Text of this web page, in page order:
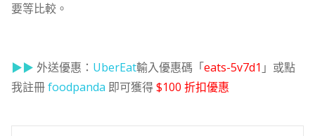
要等比較。
▶▶ 外送優惠： UberEat輸入優惠碼「eats-5v7d1 」或點
我註冊foodpanda 即可獲得$100 折扣優惠